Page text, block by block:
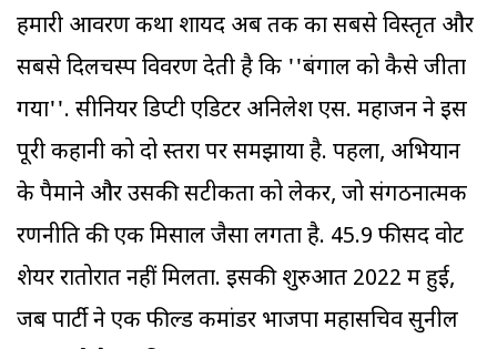
हमारी आवरण कथा शायद अब तक का सबसे विस्तृत और
सबसे दिलचस्प विवरण देती है कि ''बंगाल को कैसे जीता
गया''. सीनियर डिप्टी एडिटर अनिलेश एस. महाजन ने इस
पूरी कहानी को दो स्तरों पर समझाया है. पहला, अभियान
के पैमाने और उसकी सटीकता को लेकर, जो संगठनात्मक
रणनीति की एक मिसाल जैसा लगता है. 45.9 फीसद वोट
शेयर रातोरात नहीं मिलता. इसकी शुरुआत 2022 में हुई,
जब पार्टी ने एक फील्ड कमांडर भाजपा महासचिव सुनील